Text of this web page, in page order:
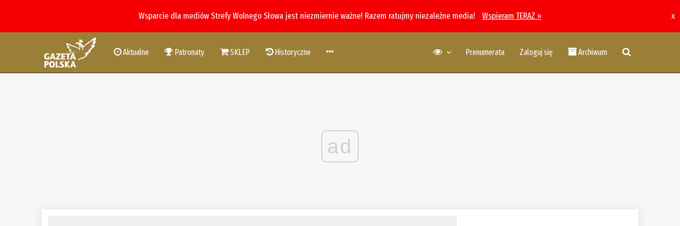
Wsparcie dla mediów Strefy Wolnego Słowa jest niezmiernie ważne! Razem ratujmy niezależne media! Wspieram TERAZ » x
Aktualne Patronaty SKLEP Historyczne Prenumerata Zaloguj się Archiwum
ad